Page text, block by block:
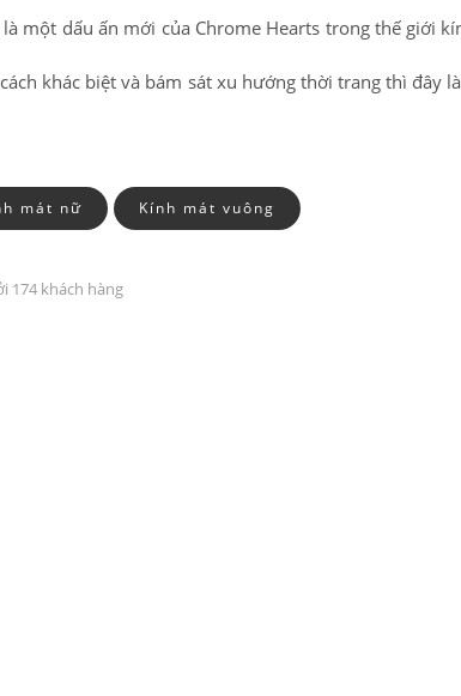
một dấu ấn mới của Chrome Hearts trong thế giới
khác biệt và bám sát xu hướng thời trang thì đây
mát nữ Kính mát vuông
174 khách hàng